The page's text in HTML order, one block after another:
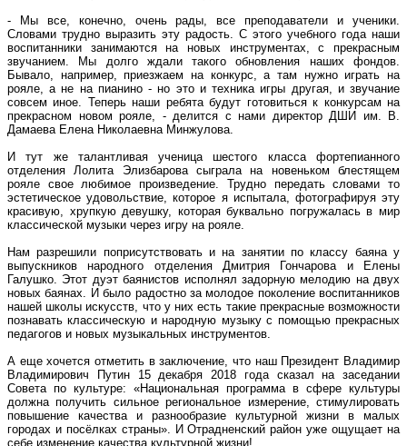
- Мы все, конечно, очень рады, все преподаватели и ученики.
Словами трудно выразить эту радость. С этого учебного года наши
воспитанники занимаются на новых инструментах, с прекрасным
звучанием. Мы долго ждали такого обновления наших фондов.
Бывало, например, приезжаем на конкурс, а там нужно играть на
рояле, а не на пианино - но это и техника игры другая, и звучание
совсем иное. Теперь наши ребята будут готовиться к конкурсам на
прекрасном новом рояле, - делится с нами директор ДШИ им. В.
Дамаева Елена Николаевна Минжулова.
И тут же талантливая ученица шестого класса фортепианного
отделения Лолита Элизбарова сыграла на новеньком блестящем
рояле свое любимое произведение. Трудно передать словами то
эстетическое удовольствие, которое я испытала, фотографируя эту
красивую, хрупкую девушку, которая буквально погружалась в мир
классической музыки через игру на рояле.
Нам разрешили поприсутствовать и на занятии по классу баяна у
выпускников народного отделения Дмитрия Гончарова и Елены
Галушко. Этот дуэт баянистов исполнял задорную мелодию на двух
новых баянах. И было радостно за молодое поколение воспитанников
нашей школы искусств, что у них есть такие прекрасные возможности
познавать классическую и народную музыку с помощью прекрасных
педагогов и новых музыкальных инструментов.
А еще хочется отметить в заключение, что наш Президент Владимир
Владимирович Путин 15 декабря 2018 года сказал на заседании
Совета по культуре: «Национальная программа в сфере культуры
должна получить сильное региональное измерение, стимулировать
повышение качества и разнообразие культурной жизни в малых
городах и посёлках страны». И Отрадненский район уже ощущает на
себе изменение качества культурной жизни!